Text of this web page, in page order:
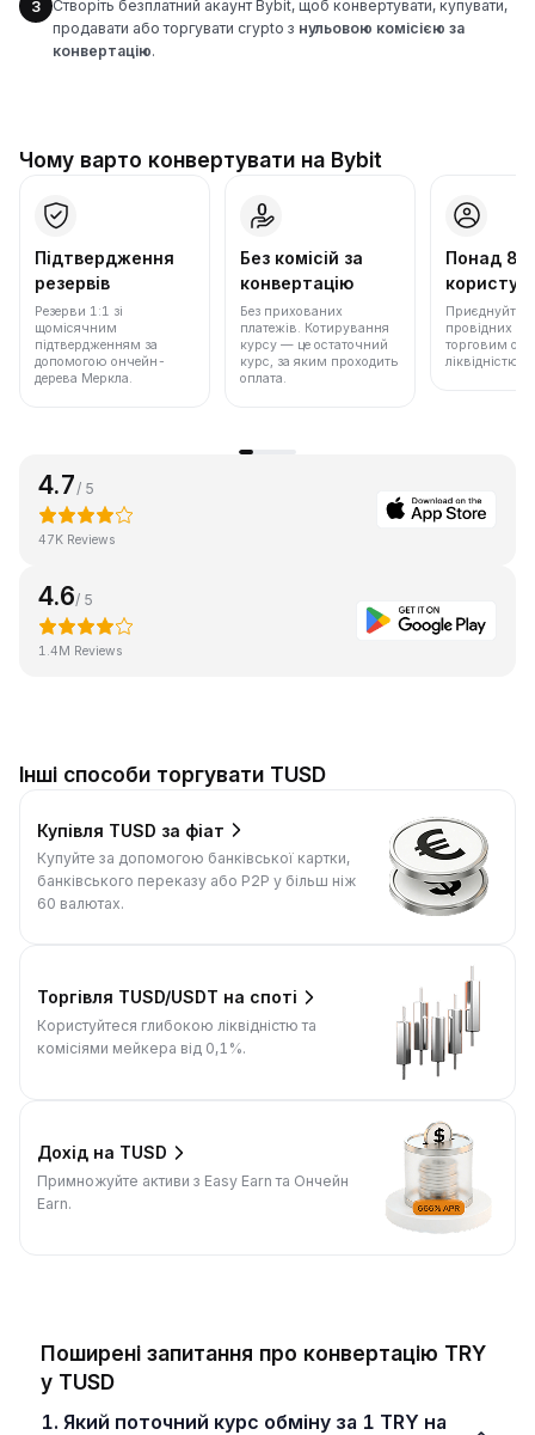
3
Створіть безплатний акаунт Bybit, щоб конвертувати, купувати,
продавати або торгувати crypto з нульовою комісією за
конвертацію.
Чому варто конвертувати на Bybit
Підтвердження
резервів
Резерви 1:1 зі
щомісячним
підтвердженням за
допомогою ончейн-
дерева Меркла.
Без комісій за
конвертацію
Без прихованих
платежів. Котирування
курсу — це остаточний
курс, за яким проходить
оплата.
Понад 86
Приєднуйтеся
провідних
торговим
ліквідністю.
4.7 / 5
47K Reviews
4.6/ 5
1.4M Reviews
Інші способи торгувати TUSD
Купівля TUSD за фіат
Купуйте за допомогою банківської картки,
банківського переказу або P2P у більш ніж
60 валютах.
Торгівля TUSD/USDT на споті
Користуйтеся глибокою ліквідністю та
комісіями мейкера від 0,1%.
Дохід на TUSD
Примножуйте активи з Easy Earn та Ончейн
Earn.
Поширені запитання про конвертацію TRY
у TUSD
1. Який поточний курс обміну за 1 TRY на